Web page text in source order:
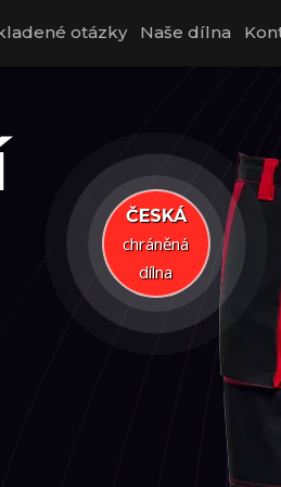
otázky Naše dílna
ČESKÁ
chráněná
dílna